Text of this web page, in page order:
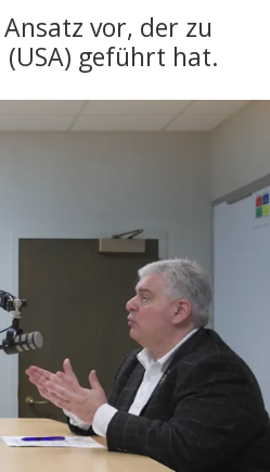
vor, der zu
geführt hat.